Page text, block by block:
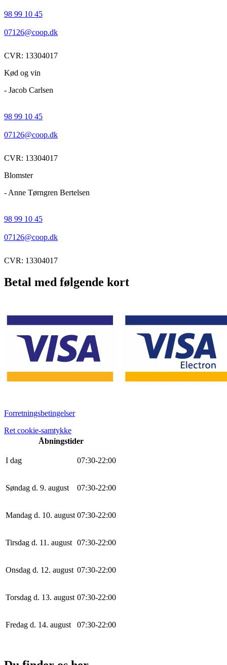
98 99 10 45
07126@coop.dk
CVR: 13304017
Kød og vin
- Jacob Carlsen
98 99 10 45
07126@coop.dk
CVR: 13304017
Blomster
- Anne Tørngren Bertelsen
98 99 10 45
07126@coop.dk
CVR: 13304017
Betal med følgende kort
Forretningsbetingelser
Ret cookie-samtykke
Åbningstider
I dag 07:30-22:00
Søndag d. 9. august 07:30-22:00
Mandag d. 10. august 07:30-22:00
Tirsdag d. 11. august 07:30-22:00
Onsdag d. 12. august 07:30-22:00
Torsdag d. 13. august 07:30-22:00
Fredag d. 14. august 07:30-22:00